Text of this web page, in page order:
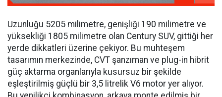
Uzunluğu 5205 milimetre, genişliği 190 milimetre ve
yüksekliği 1805 milimetre olan Century SUV, gittiği her
yerde dikkatleri üzerine çekiyor. Bu muhteşem
tasarımın merkezinde, CVT şanzıman ve plug-in hibrit
güç aktarma organlarıyla kusursuz bir şekilde
eşleştirilmiş güçlü bir 3,5 litrelik V6 motor yer alıyor.